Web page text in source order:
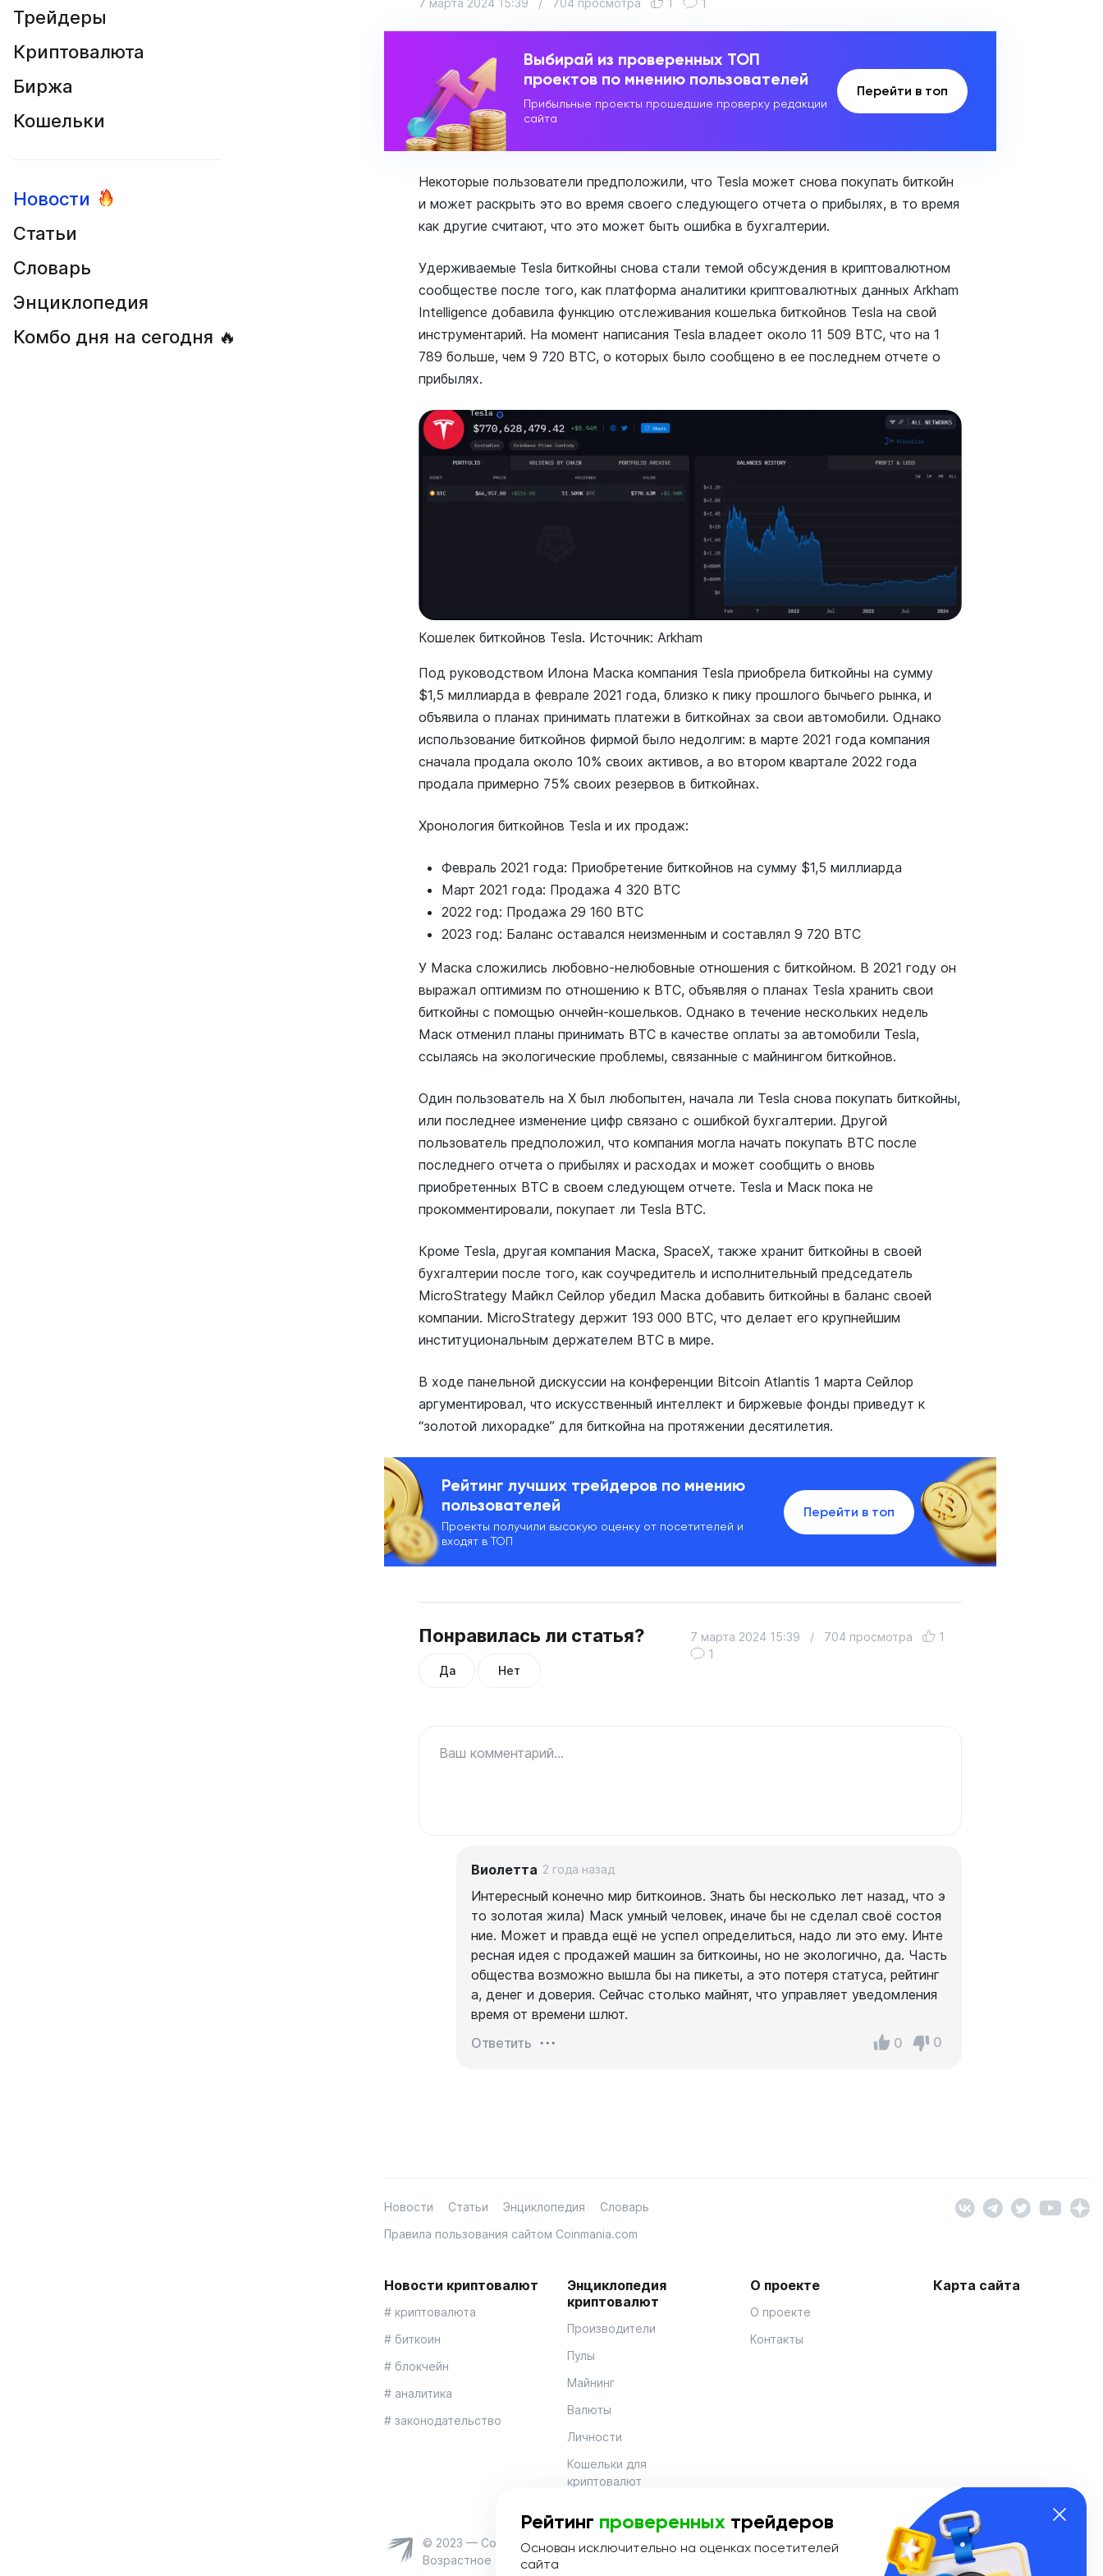
Трейдеры
Криптовалюта
Биржа
Кошельки
Новости
Статьи
Словарь
Энциклопедия
Комбо дня на сегодня 🔥
7 марта 2024 15:39 / 704 просмотра 1 1
Выбирай из проверенных ТОП
проектов по мнению пользователей
Прибыльные проекты прошедшие проверку редакции
сайта
Перейти в топ
Некоторые пользователи предположили, что Tesla может снова покупать биткойн
и может раскрыть это во время своего следующего отчета о прибылях, в то время
как другие считают, что это может быть ошибка в бухгалтерии.
Удерживаемые Tesla биткойны снова стали темой обсуждения в криптовалютном
сообществе после того, как платформа аналитики криптовалютных данных Arkham
Intelligence добавила функцию отслеживания кошелька биткойнов Tesla на свой
инструментарий. На момент написания Tesla владеет около 11 509 BTC, что на 1
789 больше, чем 9 720 BTC, о которых было сообщено в ее последнем отчете о
прибылях.
Кошелек биткойнов Tesla. Источник: Arkham
Под руководством Илона Маска компания Tesla приобрела биткойны на сумму
$1,5 миллиарда в феврале 2021 года, близко к пику прошлого бычьего рынка, и
объявила о планах принимать платежи в биткойнах за свои автомобили. Однако
использование биткойнов фирмой было недолгим: в марте 2021 года компания
сначала продала около 10% своих активов, а во втором квартале 2022 года
продала примерно 75% своих резервов в биткойнах.
Хронология биткойнов Tesla и их продаж:
Февраль 2021 года: Приобретение биткойнов на сумму $1,5 миллиарда
Март 2021 года: Продажа 4 320 BTC
2022 год: Продажа 29 160 BTC
2023 год: Баланс оставался неизменным и составлял 9 720 BTC
У Маска сложились любовно-нелюбовные отношения с биткойном. В 2021 году он
выражал оптимизм по отношению к BTC, объявляя о планах Tesla хранить свои
биткойны с помощью ончейн-кошельков. Однако в течение нескольких недель
Маск отменил планы принимать BTC в качестве оплаты за автомобили Tesla,
ссылаясь на экологические проблемы, связанные с майнингом биткойнов.
Один пользователь на X был любопытен, начала ли Tesla снова покупать биткойны,
или последнее изменение цифр связано с ошибкой бухгалтерии. Другой
пользователь предположил, что компания могла начать покупать BTC после
последнего отчета о прибылях и расходах и может сообщить о вновь
приобретенных BTC в своем следующем отчете. Tesla и Маск пока не
прокомментировали, покупает ли Tesla BTC.
Кроме Tesla, другая компания Маска, SpaceX, также хранит биткойны в своей
бухгалтерии после того, как соучредитель и исполнительный председатель
MicroStrategy Майкл Сейлор убедил Маска добавить биткойны в баланс своей
компании. MicroStrategy держит 193 000 BTC, что делает его крупнейшим
институциональным держателем BTC в мире.
В ходе панельной дискуссии на конференции Bitcoin Atlantis 1 марта Сейлор
аргументировал, что искусственный интеллект и биржевые фонды приведут к
“золотой лихорадке” для биткойна на протяжении десятилетия.
Рейтинг лучших трейдеров по мнению
пользователей
Проекты получили высокую оценку от посетителей и
входят в ТОП
Перейти в топ
Понравилась ли статья?
Да Нет
7 марта 2024 15:39 / 704 просмотра
1
1
Ваш комментарий...
Виолетта 2 года назад
Интересный конечно мир биткоинов. Знать бы несколько лет назад, что э
то золотая жила) Маск умный человек, иначе бы не сделал своё состоя
ние. Может и правда ещё не успел определиться, надо ли это ему. Инте
ресная идея с продажей машин за биткоины, но не экологично, да. Часть
общества возможно вышла бы на пикеты, а это потеря статуса, рейтинг
а, денег и доверия. Сейчас столько майнят, что управляет уведомления
время от времени шлют.
Ответить
0 0
Новости Статьи Энциклопедия
Словарь
Правила пользования сайтом Coinmania.com
Новости криптовалют
# криптовалюта
# биткоин
# блокчейн
# аналитика
# законодательство
Энциклопедия
криптовалют
Производители
Пулы
Майнинг
Валюты
Личности
Кошельки для
криптовалют
О проекте
О проекте
Контакты
Карта сайта
© 2023 — Coinmania
Возрастное ограничение 16+
Рейтинг проверенных трейдеров
Основан исключительно на оценках посетителей
сайта